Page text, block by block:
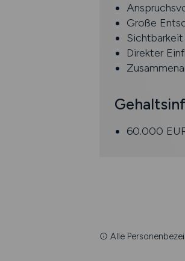
Große
Sichtbarkeit
Direkter
60.000
Alle